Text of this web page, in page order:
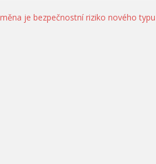
je bezpečnostní riziko nového typu